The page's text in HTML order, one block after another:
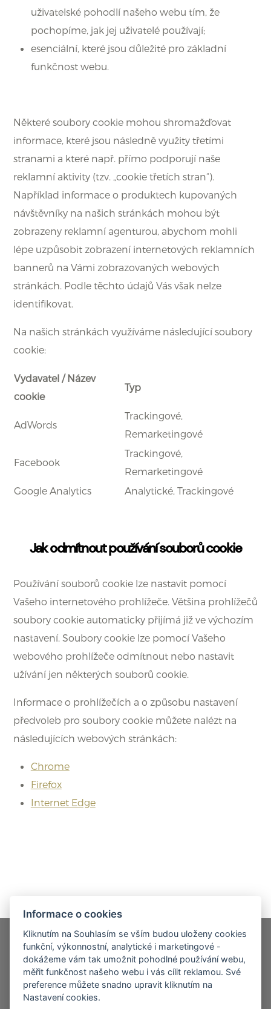
uživatelské pohodlí našeho webu tím, že
pochopíme, jak jej uživatelé používají;
esenciální, které jsou důležité pro základní
funkčnost webu.
Některé soubory cookie mohou shromažďovat
informace, které jsou následně využity třetími
stranami a které např. přímo podporují naše
reklamní aktivity (tzv. „cookie třetích stran“).
Například informace o produktech kupovaných
návštěvníky na našich stránkách mohou být
zobrazeny reklamní agenturou, abychom mohli
lépe uzpůsobit zobrazení internetových reklamních
bannerů na Vámi zobrazovaných webových
stránkách. Podle těchto údajů Vás však nelze
identifikovat.
Na našich stránkách využíváme následující soubory
cookie:
Vydavatel / Název
cookie
Typ
AdWords
Trackingové,
Remarketingové
Facebook
Trackingové,
Remarketingové
Google Analytics
Analytické, Trackingové
Jak odmítnout používání souborů cookie
Používání souborů cookie lze nastavit pomocí
Vašeho internetového prohlížeče. Většina prohlížečů
soubory cookie automaticky přijímá již ve výchozím
nastavení. Soubory cookie lze pomocí Vašeho
webového prohlížeče odmítnout nebo nastavit
užívání jen některých souborů cookie.
Informace o prohlížečích a o způsobu nastavení
předvoleb pro soubory cookie můžete nalézt na
následujících webových stránkách:
Chrome
Firefox
Internet Edge
© 2026, DM CARGO PRAHA s.r.o. – všechna práva
vyhrazena
Informace o cookies
Kliknutím na Souhlasím se vším budou uloženy cookies
funkční, výkonnostní, analytické i marketingové -
dokážeme vám tak umožnit pohodlné používání webu,
měřit funkčnost našeho webu i vás cílit reklamou. Své
preference můžete snadno upravit kliknutím na
Nastavení cookies.